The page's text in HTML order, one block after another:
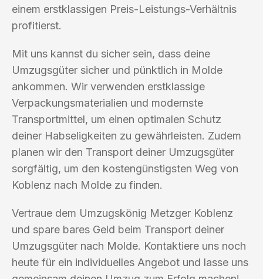
einem erstklassigen Preis-Leistungs-Verhältnis
profitierst.
Mit uns kannst du sicher sein, dass deine
Umzugsgüter sicher und pünktlich in Molde
ankommen. Wir verwenden erstklassige
Verpackungsmaterialien und modernste
Transportmittel, um einen optimalen Schutz
deiner Habseligkeiten zu gewährleisten. Zudem
planen wir den Transport deiner Umzugsgüter
sorgfältig, um den kostengünstigsten Weg von
Koblenz nach Molde zu finden.
Vertraue dem Umzugskönig Metzger Koblenz
und spare bares Geld beim Transport deiner
Umzugsgüter nach Molde. Kontaktiere uns noch
heute für ein individuelles Angebot und lasse uns